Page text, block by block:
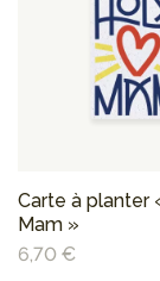
Carte à planter
Mam »
6,70 €